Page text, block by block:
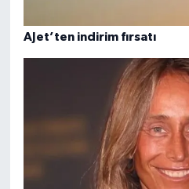
AJet’ten indirim fırsatı